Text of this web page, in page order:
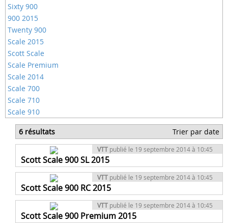
Sixty 900
900 2015
Twenty 900
Scale 2015
Scott Scale
Scale Premium
Scale 2014
Scale 700
Scale 710
Scale 910
6 résultats Trier par date
VTT publié le 19 septembre 2014 à 10:45
Scott Scale 900 SL 2015
VTT publié le 19 septembre 2014 à 10:45
Scott Scale 900 RC 2015
VTT publié le 19 septembre 2014 à 10:45
Scott Scale 900 Premium 2015